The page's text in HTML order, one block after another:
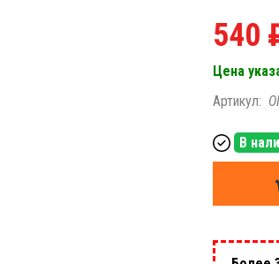
540
Цена
Артикул:
В